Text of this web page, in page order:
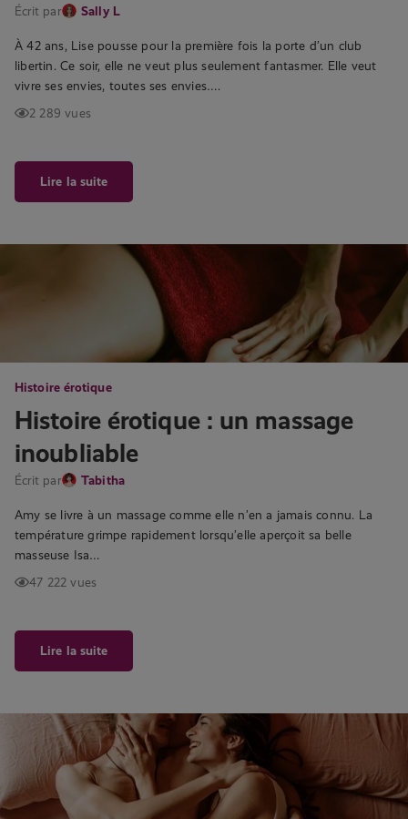
Écrit par Sally L
À 42 ans, Lise pousse pour la première fois la porte d’un club
libertin. Ce soir, elle ne veut plus seulement fantasmer. Elle veut
vivre ses envies, toutes ses envies….
2 289 vues
Lire la suite
Histoire érotique
Histoire érotique : un massage
inoubliable
Écrit par Tabitha
Amy se livre à un massage comme elle n’en a jamais connu. La
température grimpe rapidement lorsqu’elle aperçoit sa belle
masseuse Isa…
47 222 vues
Lire la suite